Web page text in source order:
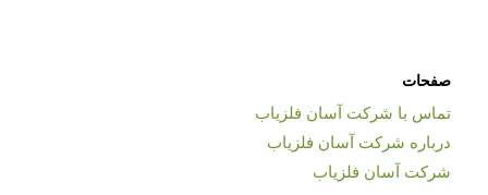
صفحات
تماس با شرکت آسان فلزیاب
درباره شرکت آسان فلزیاب
شرکت آسان فلزیاب